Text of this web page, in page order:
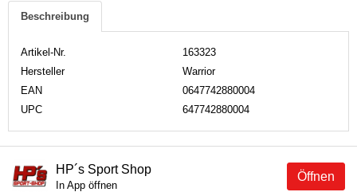
Beschreibung
Artikel-Nr.
163323
Hersteller
Warrior
EAN
0647742880004
UPC
647742880004
Öffnen
HP´s Sport Shop
In App öffnen